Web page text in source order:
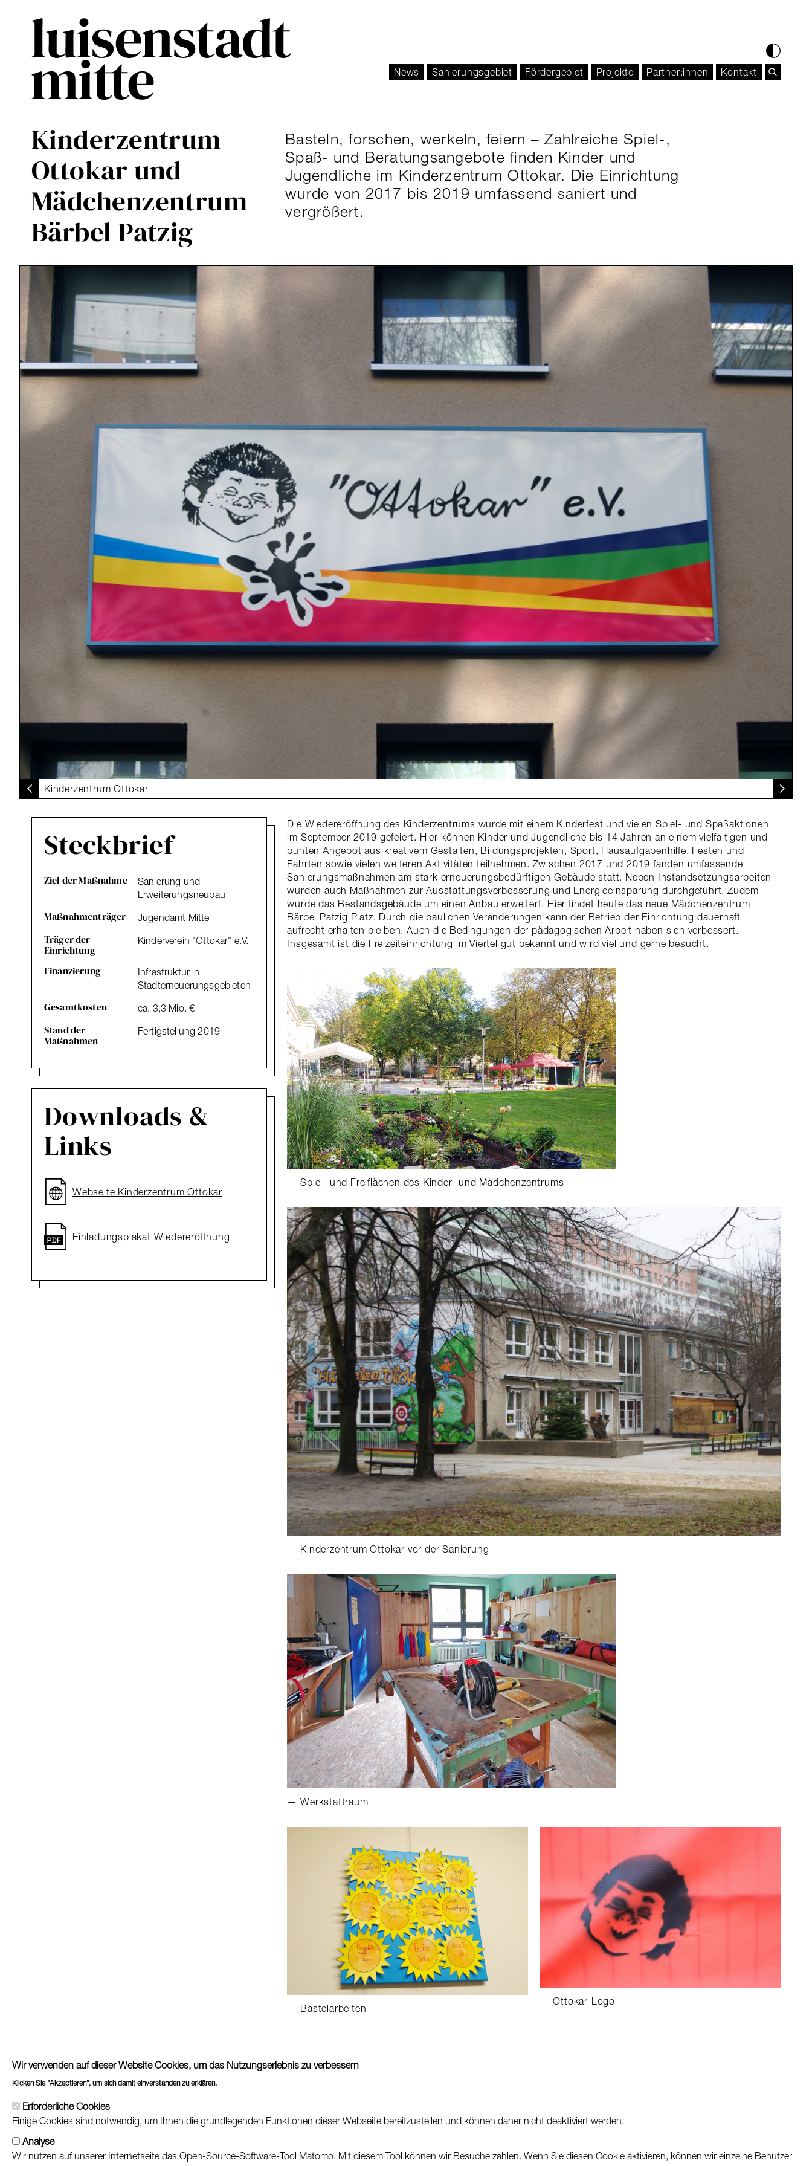
News Sanierungsgebiet Fördergebiet Projekte Partner:innen Kontakt
Kinderzentrum
Ottokar und
Mädchenzentrum
Bärbel Patzig
Basteln, forschen, werkeln, feiern – Zahlreiche Spiel-,
Spaß- und Beratungsangebote finden Kinder und
Jugendliche im Kinderzentrum Ottokar. Die Einrichtung
wurde von 2017 bis 2019 umfassend saniert und
vergrößert.
Kinderzentrum Ottokar
Steckbrief
Ziel der Maßnahme
Sanierung und
Erweiterungsneubau
Maßnahmenträger Jugendamt Mitte
Träger der
Einrichtung
Kinderverein "Ottokar" e.V.
Finanzierung
Infrastruktur in
Stadterneuerungsgebieten
Gesamtkosten ca. 3,3 Mio. €
Stand der
Maßnahmen
Fertigstellung 2019
Downloads &
Links
Webseite Kinderzentrum Ottokar
Einladungsplakat Wiedereröffnung
Die Wiedereröffnung des Kinderzentrums wurde mit einem Kinderfest und vielen Spiel- und Spaßaktionen
im September 2019 gefeiert. Hier können Kinder und Jugendliche bis 14 Jahren an einem vielfältigen und
bunten Angebot aus kreativem Gestalten, Bildungsprojekten, Sport, Hausaufgabenhilfe, Festen und
Fahrten sowie vielen weiteren Aktivitäten teilnehmen. Zwischen 2017 und 2019 fanden umfassende
Sanierungsmaßnahmen am stark erneuerungsbedürftigen Gebäude statt. Neben Instandsetzungsarbeiten
wurden auch Maßnahmen zur Ausstattungsverbesserung und Energieeinsparung durchgeführt. Zudem
wurde das Bestandsgebäude um einen Anbau erweitert. Hier findet heute das neue Mädchenzentrum
Bärbel Patzig Platz. Durch die baulichen Veränderungen kann der Betrieb der Einrichtung dauerhaft
aufrecht erhalten bleiben. Auch die Bedingungen der pädagogischen Arbeit haben sich verbessert.
Insgesamt ist die Freizeiteinrichtung im Viertel gut bekannt und wird viel und gerne besucht.
Spiel- und Freiflächen des Kinder- und Mädchenzentrums
Kinderzentrum Ottokar vor der Sanierung
Werkstattraum
Bastelarbeiten
Ottokar-Logo
Datenschutz Impressum Barrierefreiheitserklärung
Wir verwenden auf dieser Website Cookies, um das Nutzungserlebnis zu verbessern
Klicken Sie "Akzeptieren", um sich damit einverstanden zu erklären.
Erforderliche Cookies
Einige Cookies sind notwendig, um Ihnen die grundlegenden Funktionen dieser Webseite bereitzustellen und können daher nicht deaktiviert werden.
Analyse
Wir nutzen auf unserer Internetseite das Open-Source-Software-Tool Matomo. Mit diesem Tool können wir Besuche zählen. Wenn Sie diesen Cookie aktivieren, können wir einzelne Benutzer